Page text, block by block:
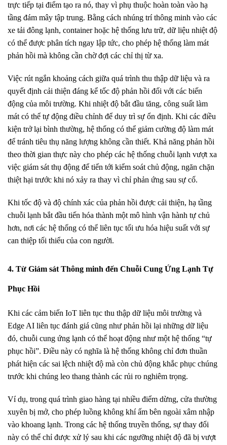
trực tiếp tại điểm tạo ra nó, thay vì phụ thuộc hoàn toàn vào hạ
tầng đám mây tập trung. Bằng cách nhúng trí thông minh vào các
xe tải đông lạnh, container hoặc hệ thống lưu trữ, dữ liệu nhiệt độ
có thể được phân tích ngay lập tức, cho phép hệ thống làm mát
phản hồi mà không cần chờ đợi các chỉ thị từ xa.
Việc rút ngắn khoảng cách giữa quá trình thu thập dữ liệu và ra
quyết định cải thiện đáng kể tốc độ phản hồi đối với các biến
động của môi trường. Khi nhiệt độ bắt đầu tăng, công suất làm
mát có thể tự động điều chỉnh để duy trì sự ổn định. Khi các điều
kiện trở lại bình thường, hệ thống có thể giảm cường độ làm mát
để tránh tiêu thụ năng lượng không cần thiết. Khả năng phản hồi
theo thời gian thực này cho phép các hệ thống chuỗi lạnh vượt xa
việc giám sát thụ động để tiến tới kiểm soát chủ động, ngăn chặn
thiệt hại trước khi nó xảy ra thay vì chỉ phản ứng sau sự cố.
Khi tốc độ và độ chính xác của phản hồi được cải thiện, hạ tầng
chuỗi lạnh bắt đầu tiến hóa thành một mô hình vận hành tự chủ
hơn, nơi các hệ thống có thể liên tục tối ưu hóa hiệu suất với sự
can thiệp tối thiểu của con người.
4. Từ Giám sát Thông minh đến Chuỗi Cung Ứng Lạnh Tự
Phục Hồi
Khi các cảm biến IoT liên tục thu thập dữ liệu môi trường và
Edge AI liên tục đánh giá cũng như phản hồi lại những dữ liệu
đó, chuỗi cung ứng lạnh có thể hoạt động như một hệ thống “tự
phục hồi”. Điều này có nghĩa là hệ thống không chỉ đơn thuần
phát hiện các sai lệch nhiệt độ mà còn chủ động khắc phục chúng
trước khi chúng leo thang thành các rủi ro nghiêm trọng.
Ví dụ, trong quá trình giao hàng tại nhiều điểm dừng, cửa thường
xuyên bị mở, cho phép luồng không khí ấm bên ngoài xâm nhập
vào khoang lạnh. Trong các hệ thống truyền thống, sự thay đổi
này có thể chỉ được xử lý sau khi các ngưỡng nhiệt độ đã bị vượt